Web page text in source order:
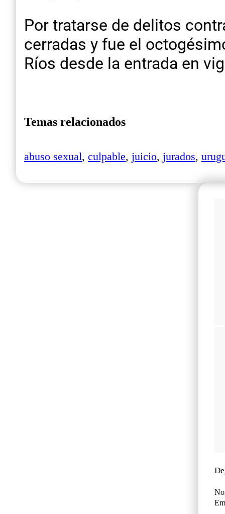
Por tratarse de delitos
cerradas y fue el
Ríos desde la entrada en
Temas relacionados
abuso sexual, culpable, juicio, jurados,